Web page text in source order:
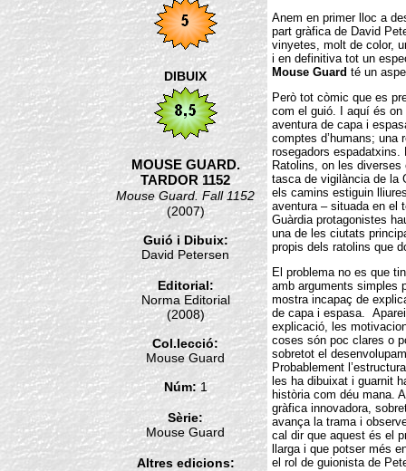
DIBUIX
MOUSE GUARD.
TARDOR 1152
Mouse Guard. Fall 1152
(2007)
Guió i Dibuix:
David Petersen
Editorial:
Norma Editorial
(2008)
Col.lecció:
Mouse Guard
Núm:1
Sèrie:
Mouse Guard
Altres edicions:
Anem en primer lloc a
part gràfica de David
vinyetes, molt de color,
i en definitiva tot un
Mouse Guard té un
Però tot còmic que es
com el guió. I aquí és on
aventura de capa i
comptes d’humans; una
rosegadors espadatxins.
Ratolins, on les
tasca de vigilància de la
els camins estiguin
aventura – situada en el
Guàrdia protagonistes
una de les ciutats
propis dels ratolins que
El problema no es que
amb arguments simples
mostra incapaç de
de capa i espasa.
explicació, les
coses són poc clares o
sobretot el
Probablement
les ha dibuixat i guarnit
història com déu mana.
gràfica innovadora,
avança la trama i
cal dir que aquest és el
llarga i que potser més
el rol de guionista de